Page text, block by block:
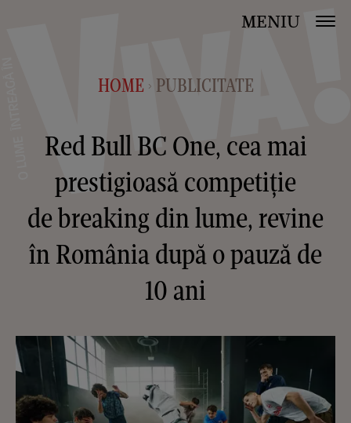
MENIU
HOME > PUBLICITATE
Red Bull BC One, cea mai
prestigioasă competiție
de breaking din lume, revine
în România după o pauză de
10 ani